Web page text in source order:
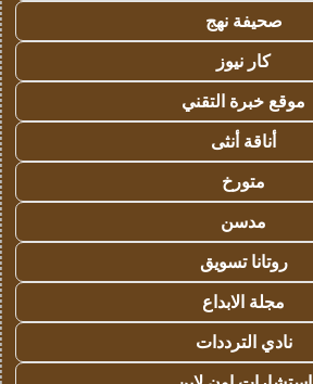
صحيفة نهج
كار نيوز
موقع خبرة التقني
أناقة أنثى
متورخ
مدسن
روتانا تسويق
مجلة الابداع
نادي الترددات